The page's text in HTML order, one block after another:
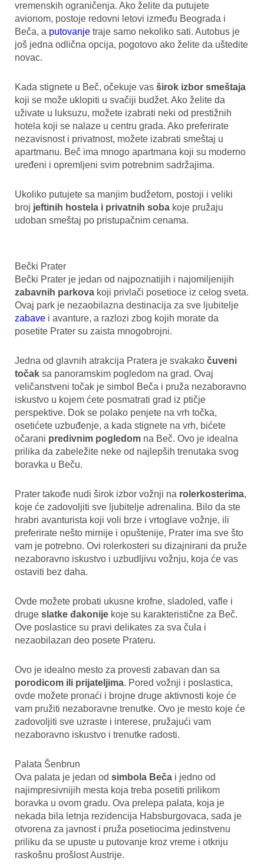
vremenskih ograničenja. Ako želite da putujete
avionom, postoje redovni letovi između Beograda i
Beča, a putovanje traje samo nekoliko sati. Autobus je
još jedna odlična opcija, pogotovo ako želite da uštedite
novac.
Kada stignete u Beč, očekuje vas širok izbor smeštaja
koji se može uklopiti u svačiji budžet. Ako želite da
uživate u luksuzu, možete izabrati neki od prestižnih
hotela koji se nalaze u centru grada. Ako preferirate
nezavisnost i privatnost, možete izabrati smeštaj u
apartmanu. Beč ima mnogo apartmana koji su moderno
uređeni i opremljeni svim potrebnim sadržajima.
Ukoliko putujete sa manjim budžetom, postoji i veliki
broj jeftinih hostela i privatnih soba koje pružaju
udoban smeštaj po pristupačnim cenama.
Bečki Prater
Bečki Prater je jedan od najpoznatijih i najomiljenijih
zabavnih parkova koji privlači posetioce iz celog sveta.
Ovaj park je nezaobilazna destinacija za sve ljubitelje
zabave i avanture, a razlozi zbog kojih morate da
posetite Prater su zaista mnogobrojni.
Jedna od glavnih atrakcija Pratera je svakako čuveni
točak sa panoramskim pogledom na grad. Ovaj
veličanstveni točak je simbol Beča i pruža nezaboravno
iskustvo u kojem ćete posmatrati grad iz ptičje
perspektive. Dok se polako penjete na vrh točka,
osetićete uzbuđenje, a kada stignete na vrh, bićete
očarani predivnim pogledom na Beč. Ovo je idealna
prilika da zabeležite neke od najlepših trenutaka svog
boravka u Beču.
Prater takođe nudi širok izbor vožnji na rolerkosterima,
koje će zadovoljiti sve ljubitelje adrenalina. Bilo da ste
hrabri avanturista koji voli brze i vrtoglave vožnje, ili
preferirate nešto mirnije i opuštenije, Prater ima sve što
vam je potrebno. Ovi rolerkosteri su dizajnirani da pruže
nezaboravno iskustvo i uzbudljivu vožnju, koja će vas
ostaviti bez daha.
Ovde možete probati ukusne krofne, sladoled, vafle i
druge slatke đakonije koje su karakteristične za Beč.
Ove poslastice su pravi delikates za sva čula i
nezaobilazan deo posete Prateru.
Ovo je idealno mesto za provesti zabavan dan sa
porodicom ili prijateljima. Pored vožnji i poslastica,
ovde možete pronaći i brojne druge aktivnosti koje će
vam pružiti nezaboravne trenutke. Ovo je mesto koje će
zadovoljiti sve uzraste i interese, pružajući vam
nezaboravno iskustvo i trenutke radosti.
Palata Šenbrun
Ova palata je jedan od simbola Beča i jedno od
najimpresivnijih mesta koja treba posetiti prilikom
boravka u ovom gradu. Ova prelepa palata, koja je
nekada bila letnja rezidencija Habsburgovaca, sada je
otvorena za javnost i pruža posetiocima jedinstvenu
priliku da se upuste u putovanje kroz vreme i otkriju
raskošnu prošlost Austrije.